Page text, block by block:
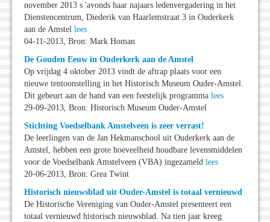
november 2013 s 'avonds haar najaars ledenvergadering in het
Dienstencentrum, Diederik van Haarlemstraat 3 in Ouderkerk
aan de Amstel lees
04-11-2013, Bron: Mark Homan
De Gouden Eeuw in Ouderkerk aan de Amstel
Op vrijdag 4 oktober 2013 vindt de aftrap plaats voor een
nieuwe tentoonstelling in het Historisch Museum Ouder-Amstel.
Dit gebeurt aan de hand van een feestelijk programma lees
29-09-2013, Bron: Historisch Museum Ouder-Amstel
Stichting Voedselbank Amstelveen is zeer verrast!
De leerlingen van de Jan Hekmanschool uit Ouderkerk aan de
Amstel, hebben een grote hoeveelheid houdbare levensmiddelen
voor de Voedselbank Amstelveen (VBA) ingezameld lees
20-06-2013, Bron: Grea Twint
Historisch nieuwsblad uit Ouder-Amstel is totaal vernieuwd
De Historische Vereniging van Ouder-Amstel presenteert een
totaal vernieuwd historisch nieuwsblad. Na tien jaar kreeg